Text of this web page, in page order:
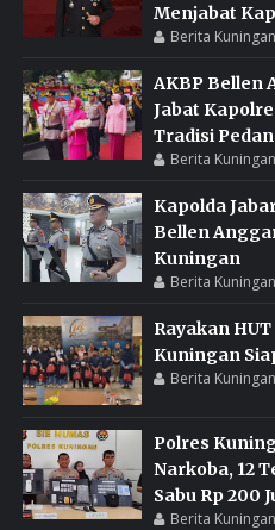
Menjabat
Berita Kuningan
AKBP Bellen
Jabat
Tradisi
Berita Kuningan
Kapolda
Bellen
Kuningan
Berita Kuningan
Rayakan
Kuningan
Berita Kuningan
Polres
Narkoba, 12
Sabu Rp 200
Berita Kuningan